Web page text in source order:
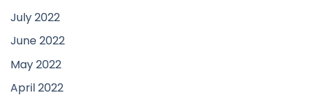
July 2022
June 2022
May 2022
April 2022